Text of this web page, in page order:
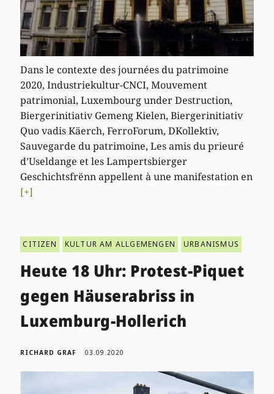
Dans le contexte des journées du patrimoine
2020, Industriekultur-CNCI, Mouvement
patrimonial, Luxembourg under Destruction,
Biergerinitiativ Gemeng Kielen, Biergerinitiativ
Quo vadis Käerch, FerroForum, DKollektiv,
Sauvegarde du patrimoine, Les amis du prieuré
d’Useldange et les Lampertsbierger
Geschichtsfrënn appellent à une manifestation en
[+]
CITIZEN KULTUR AM ALLGEMENGEN URBANISMUS
Heute 18 Uhr: Protest-Piquet
gegen Häuserabriss in
Luxemburg-Hollerich
RICHARD GRAF 03.09.2020